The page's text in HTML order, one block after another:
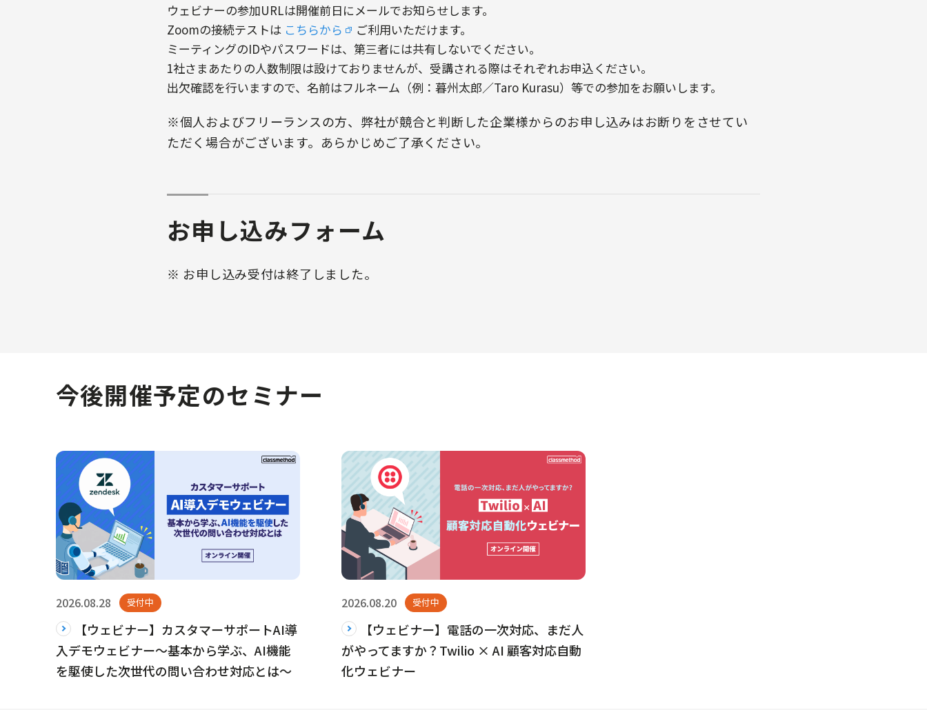
ウェビナーの参加URLは開催前日にメールでお知らせします。
Zoomの接続テストは こちらから
ご利用いただけます。
ミーティングのIDやパスワードは、第三者には共有しないでください。
1社さまあたりの人数制限は設けておりませんが、受講される際はそれぞれお申込ください。
出欠確認を行いますので、名前はフルネーム（例：暮州太郎／Taro Kurasu）等での参加をお願いします。
※個人およびフリーランスの方、弊社が競合と判断した企業様からのお申し込みはお断りをさせてい
ただく場合がございます。あらかじめご了承ください。
お申し込みフォーム
※ お申し込み受付は終了しました。
今後開催予定のセミナー
2026.08.28 受付中
【ウェビナー】カスタマーサポートAI導
入デモウェビナー〜基本から学ぶ、AI機能
を駆使した次世代の問い合わせ対応とは～
2026.08.20 受付中
【ウェビナー】電話の一次対応、まだ人
がやってますか？Twilio × AI 顧客対応自動
化ウェビナー